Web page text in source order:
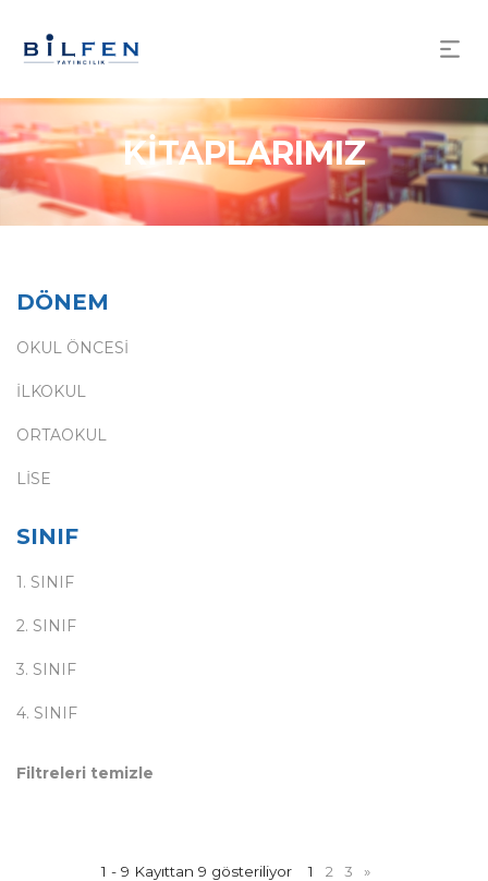
KİTAPLARIMIZ
DÖNEM
OKUL ÖNCESİ
İLKOKUL
ORTAOKUL
LİSE
SINIF
1. SINIF
2. SINIF
3. SINIF
4. SINIF
Filtreleri temizle
1 - 9 Kayıttan 9 gösteriliyor 1 2 3 »